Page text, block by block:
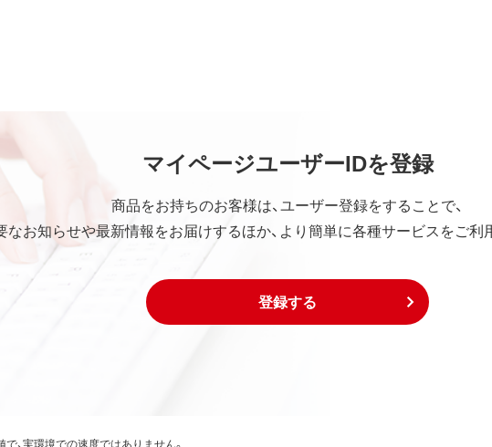
消失、業務の中断、逸失利益、精神的損害等を含め、本ソフトウェアの使用
結果的、その他いかなる損害にも、一切の責任を負いません。
いても、弊社の責任の上限は、お客様が購入商品の対価として支払った金額
、お客様は下記事項に同意するものとします。
外国為替及び外国貿易法および米国輸出管理関連法規等に基づく輸出規
ウェアを輸出または再輸出する場合は、上記の輸出管理関連法規を遵守し
マイページユーザーIDを登録
商品をお持ちのお客様は、ユーザー登録をすることで、
なお知らせや最新情報をお届けするほか、より簡単に各種サービスをご利
登録する
、実環境での速度ではありません。